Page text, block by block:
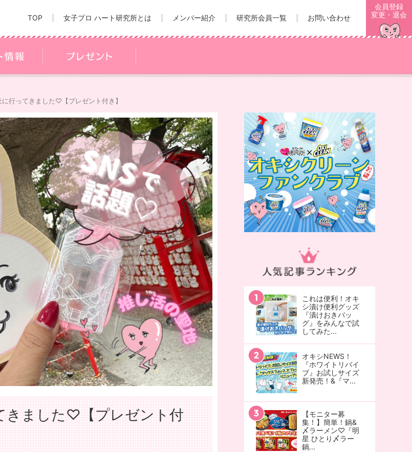
TOP 女子プロ ハート研究所とは メンバー紹介 研究所会員一覧 お問い合わせ
会員登録
変更・退会
行ってきました♡【プレゼント付き】
きました♡【プレゼント付
これは便利！オキ
シ漬け便利グッズ
『漬けおきバッ
グ』をみんなで試
してみた...
オキシNEWS！
『ホワイトリバイ
ブ』お試しサイズ
新発売！&『マ...
【モニター募
集！】簡単！鍋&
〆ラーメン♡『明
星 ひとり〆ラー
鍋...